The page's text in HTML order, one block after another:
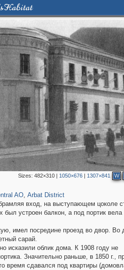
Habitat
Sizes: 482×310| 1050×676| 1307×841 W
AO, Arbat District
вход, на выступающем цоколе
устроен балкон, а под портик вела
имел посредине проезд во двор. Во
сарай.
исказили облик дома. К 1908 году не
Значительно раньше, в 1850 г.,
время сдавался под квартиры